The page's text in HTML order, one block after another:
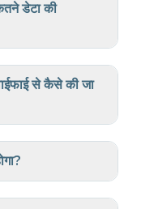
डेटा की
से कैसे की जा